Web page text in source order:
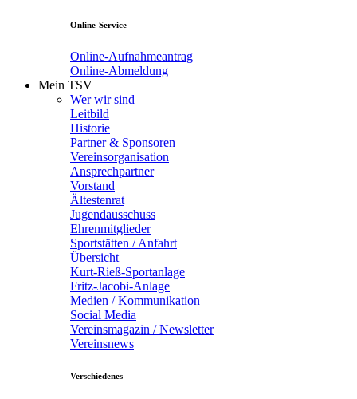
Online-Service
Online-Aufnahmeantrag
Online-Abmeldung
Mein TSV
Wer wir sind
Leitbild
Historie
Partner & Sponsoren
Vereinsorganisation
Ansprechpartner
Vorstand
Ältestenrat
Jugendausschuss
Ehrenmitglieder
Sportstätten / Anfahrt
Übersicht
Kurt-Rieß-Sportanlage
Fritz-Jacobi-Anlage
Medien / Kommunikation
Social Media
Vereinsmagazin / Newsletter
Vereinsnews
Verschiedenes